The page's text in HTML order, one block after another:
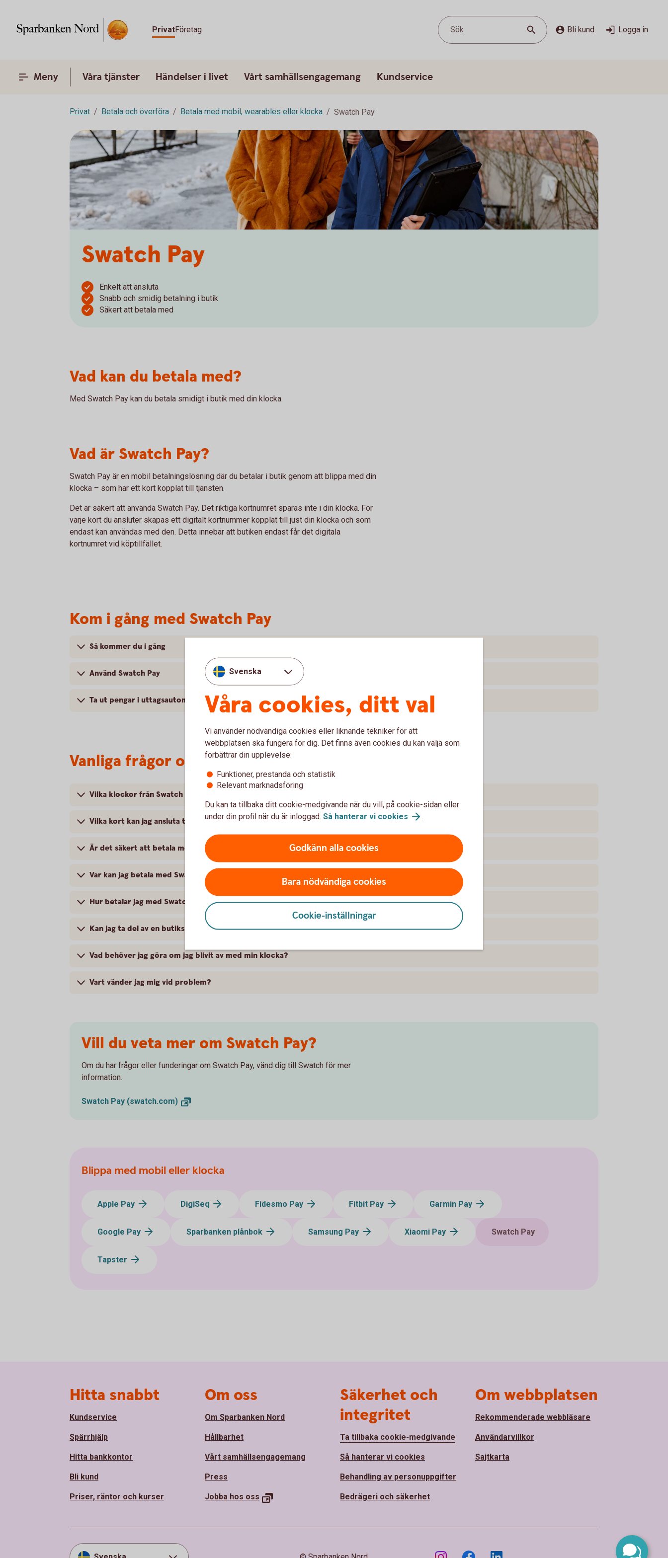
PrivatFöretag Sök Bli kund Logga in
Meny Våra tjänster Händelser i livet Vårt samhällsengagemang Kundservice
Privat Betala och överföra Betala med mobil, wearables eller klocka Swatch Pay
Swatch Pay
Enkelt att ansluta
Snabb och smidig betalning i butik
Säkert att betala med
Vad kan du betala med?
Med Swatch Pay kan du betala smidigt i butik med din klocka.
Vad är Swatch Pay?
Swatch Pay är en mobil betalningslösning där du betalar i butik genom att blippa med din
klocka – som har ett kort kopplat till tjänsten.
Det är säkert att använda Swatch Pay. Det riktiga kortnumret sparas inte i din klocka. För
varje kort du ansluter skapas ett digitalt kortnummer kopplat till just din klocka och som
endast kan användas med den. Detta innebär att butiken endast får det digitala
kortnumret vid köptillfället.
Kom i gång med Swatch Pay
Så kommer du i gång
Använd Swatch Pay
Ta ut pengar i uttagsautomat
Vanliga frågor och svar om Swatch Pay
Vilka klockor från Swatch fungerar att betala med?
Vilka kort kan jag ansluta till Swatch Pay?
Är det säkert att betala med Swatch Pay?
Var kan jag betala med Swatch Pay?
Hur betalar jag med Swatch Pay?
Kan jag ta del av en butiks medlemsprogram när jag handlar med Swatch Pay?
Vad behöver jag göra om jag blivit av med min klocka?
Vart vänder jag mig vid problem?
Vill du veta mer om Swatch Pay?
Om du har frågor eller funderingar om Swatch Pay, vänd dig till Swatch för mer
information.
Swatch Pay (swatch.com)
Blippa med mobil eller klocka
Apple Pay DigiSeq Fidesmo Pay Fitbit Pay Garmin Pay
Google Pay Sparbanken plånbok Samsung Pay Xiaomi Pay Swatch Pay
Tapster
Svenska
Våra cookies, ditt val
Vi använder nödvändiga cookies eller liknande tekniker för att
webbplatsen ska fungera för dig. Det finns även cookies du kan välja som
förbättrar din upplevelse:
Funktioner, prestanda och statistik
Relevant marknadsföring
Du kan ta tillbaka ditt cookie-medgivande när du vill, på cookie-sidan eller
under din profil när du är inloggad. Så hanterar vi cookies .
Godkänn alla cookies
Bara nödvändiga cookies
Cookie-inställningar
Hitta snabbt
Kundservice
Spärrhjälp
Hitta bankkontor
Bli kund
Priser, räntor och kurser
Om oss
Om Sparbanken Nord
Hållbarhet
Vårt samhällsengagemang
Press
Jobba hos oss
Säkerhet och
integritet
Ta tillbaka cookie-medgivande
Så hanterar vi cookies
Behandling av personuppgifter
Bedrägeri och säkerhet
Om webbplatsen
Rekommenderade webbläsare
Användarvillkor
Sajtkarta